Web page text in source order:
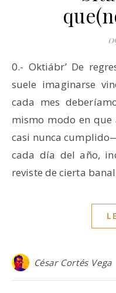
0.- Oktiábr’ De regreso a octubre… un mes que
suele imaginarse
cada mes
mismo modo en
casi nunca
cada día del año,
reviste de cierta
César Cortés Vega